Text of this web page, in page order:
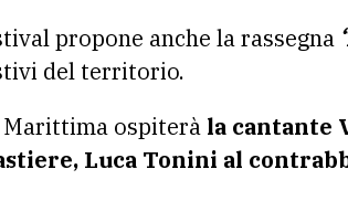
propone anche la rassegna
del territorio.
Marittima ospiterà la cantante
Luca Tonini al